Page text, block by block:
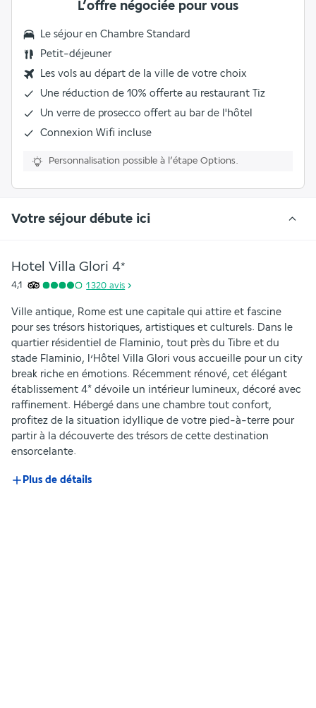
L’offre négociée pour vous
Le séjour en Chambre Standard
Petit-déjeuner
Les vols au départ de la ville de votre choix
Une réduction de 10% offerte au restaurant Tiz
Un verre de prosecco offert au bar de l'hôtel
Connexion Wifi incluse
Personnalisation possible à l’étape Options.
Votre séjour débute ici
Hotel Villa Glori 4*
4,1 1 320 avis
Ville antique, Rome est une capitale qui attire et fascine
pour ses trésors historiques, artistiques et culturels. Dans le
quartier résidentiel de Flaminio, tout près du Tibre et du
stade Flaminio, l’Hôtel Villa Glori vous accueille pour un city
break riche en émotions. Récemment rénové, cet élégant
établissement 4* dévoile un intérieur lumineux, décoré avec
raffinement. Hébergé dans une chambre tout confort,
profitez de la situation idyllique de votre pied-à-terre pour
partir à la découverte des trésors de cette destination
ensorcelante.
Plus de détails